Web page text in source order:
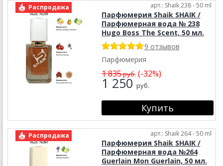
Распродажа арт.: Shaik 238 - 50 ml
Парфюмерия Shaik SHAIK /
Парфюмерная вода № 238
Hugo Boss The Scent, 50 мл.
9 отзывов
Парфюмерия
1 835руб.(-32%)
1 250 руб.
Распродажа арт.: Shaik 264 - 50 ml
Парфюмерия Shaik SHAIK /
Парфюмерная вода №264
Guerlain Mon Guerlain, 50 мл.